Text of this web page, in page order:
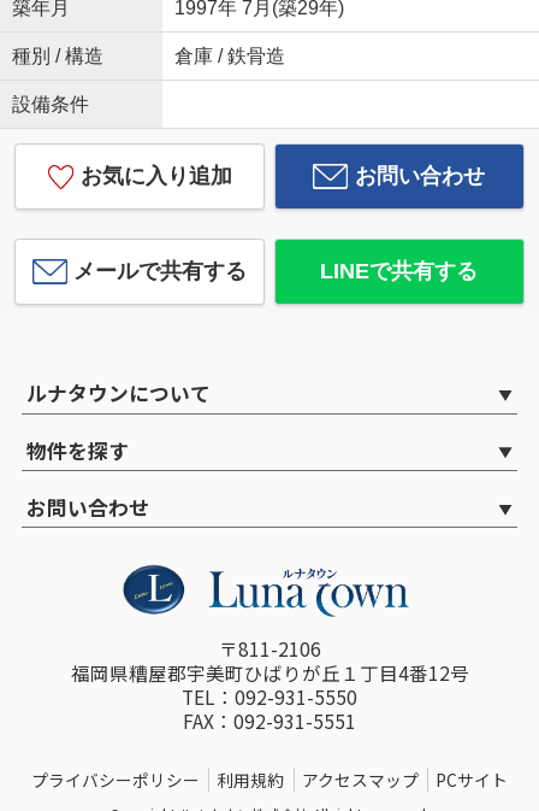
築年月 1997年 7月(築29年)
種別 / 構造 倉庫 / 鉄骨造
設備条件
お気に入り追加 お問い合わせ
メールで共有する LINEで共有する
ルナタウンについて
物件を探す
お問い合わせ
〒811-2106
福岡県糟屋郡宇美町ひばりが丘１丁目4番12号
TEL：092-931-5550
FAX：092-931-5551
プライバシーポリシー 利用規約 アクセスマップ PCサイト